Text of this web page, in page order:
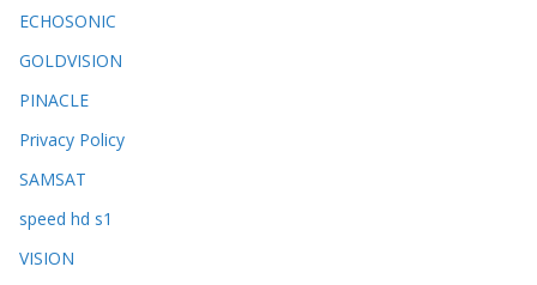
ECHOSONIC
GOLDVISION
PINACLE
Privacy Policy
SAMSAT
speed hd s1
VISION